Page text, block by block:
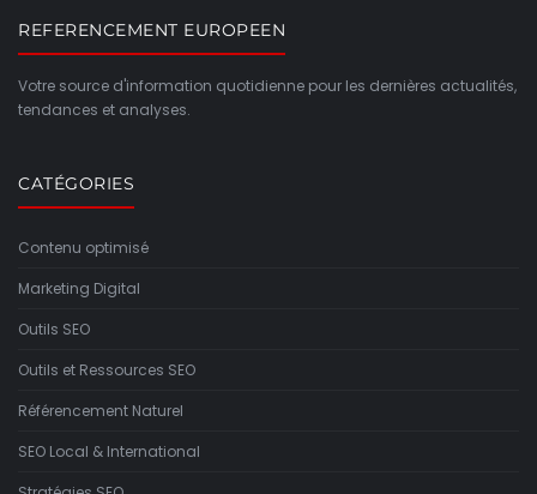
REFERENCEMENT EUROPEEN
Votre source d'information quotidienne pour les dernières actualités,
tendances et analyses.
CATÉGORIES
Contenu optimisé
Marketing Digital
Outils SEO
Outils et Ressources SEO
Référencement Naturel
SEO Local & International